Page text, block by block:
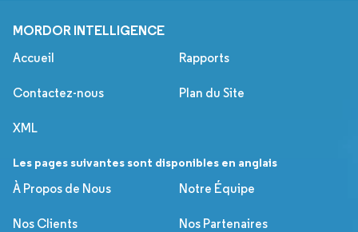
MORDOR INTELLIGENCE
Accueil Rapports
Contactez-nous Plan du Site
XML
Les pages suivantes sont disponibles en anglais
À Propos de Nous
Notre Équipe
Nos Clients Nos Partenaires